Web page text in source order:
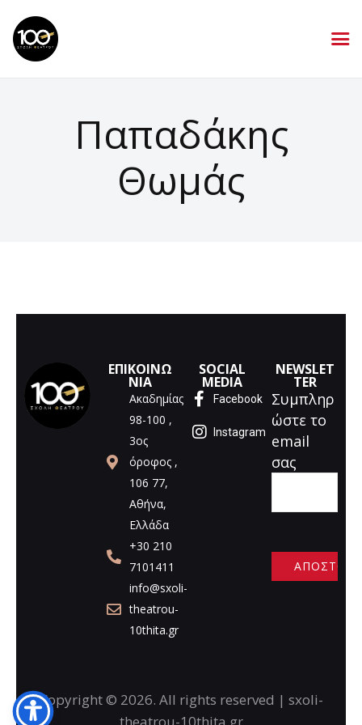
Παπαδάκης
Θωμάς
ΕΠΙΚΟΙΝΩ
ΝΙΑ
Ακαδημίας
98-100 ,
3ος
όροφος ,
106 77,
Αθήνα,
Ελλάδα
+30 210
7101411
info@sxoli-
theatrou-
10thita.gr
SOCIAL
MEDIA
Facebook
Instagram
NEWSLET
TER
Συμπληρ
ώστε το
email
σας
n
Copyright © 2026. All rights reserved | sxoli-